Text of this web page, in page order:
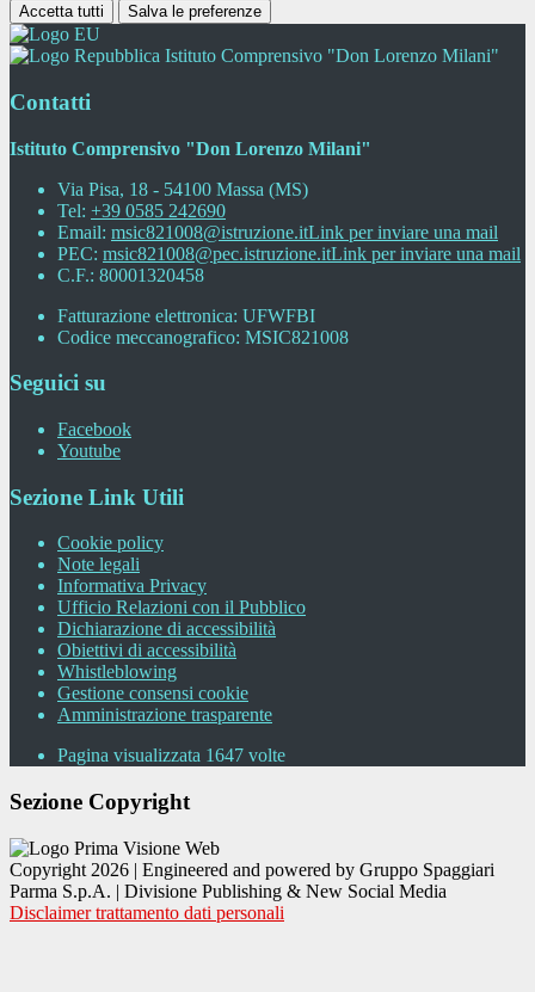
Accetta tutti Salva le preferenze
Istituto Comprensivo "Don Lorenzo Milani"
Contatti
Istituto Comprensivo "Don Lorenzo Milani"
Via Pisa, 18 - 54100 Massa (MS)
Tel: +39 0585 242690
Email: msic821008@istruzione.itLink per inviare una mail
PEC: msic821008@pec.istruzione.itLink per inviare una mail
C.F.: 80001320458
Fatturazione elettronica: UFWFBI
Codice meccanografico: MSIC821008
Seguici su
Facebook
Youtube
Sezione Link Utili
Cookie policy
Note legali
Informativa Privacy
Ufficio Relazioni con il Pubblico
Dichiarazione di accessibilità
Obiettivi di accessibilità
Whistleblowing
Gestione consensi cookie
Amministrazione trasparente
Pagina visualizzata 1647 volte
Sezione Copyright
Copyright 2026 | Engineered and powered by Gruppo Spaggiari
Parma S.p.A. | Divisione Publishing & New Social Media
Disclaimer trattamento dati personali